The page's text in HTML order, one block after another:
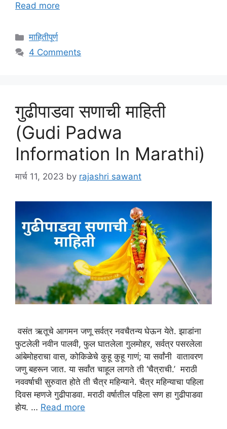
Read more
Categories
माहितीपूर्ण
4 Comments
गुढीपाडवा सणाची माहिती
(Gudi Padwa
Information In Marathi)
मार्च 11, 2023 by rajashri sawant
वसंत ऋतूचे आगमन जणू सर्वत्र नवचैतन्य घेऊन येते. झाडांना
फुटलेली नवीन पालवी, फुल घातलेला गुलमोहर, सर्वत्र पसरलेला
आंबेमोहराचा वास, कोकिळेचे कुहू कुहू गाणं; या सर्वांनी वातावरण
जणु बहरून जात. या सर्वांत चाहूल लागते ती ‘चैत्राची.’ मराठी
नववर्षाची सुरुवात होते ती चैत्र महिन्याने. चैत्र महिन्याचा पहिला
दिवस म्हणजे गुढीपाडवा. मराठी वर्षातील पहिला सण हा गुढीपाडवा
होय. … Read more